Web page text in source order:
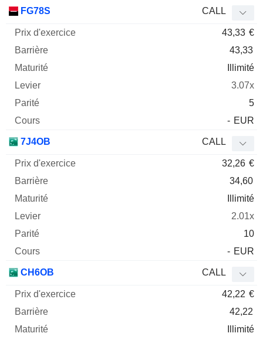
FG78S CALL
43,33 €
43,33
Illimité
3.07x
5
- EUR
7J4OB CALL
32,26 €
34,60
Illimité
2.01x
10
- EUR
CH6OB CALL
42,22 €
42,22
Illimité